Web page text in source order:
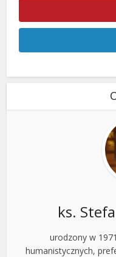
ks.
urodzony w
humanistycznych,